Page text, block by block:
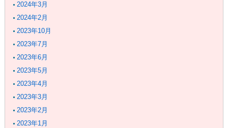
2024年3月
2024年2月
2023年10月
2023年7月
2023年6月
2023年5月
2023年4月
2023年3月
2023年2月
2023年1月